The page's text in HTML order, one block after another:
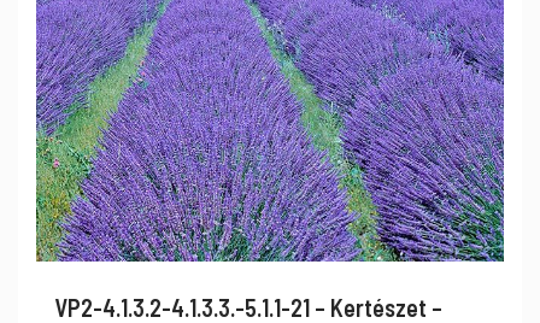
VP2-4.1.3.2-4.1.3.3.-5.1.1-21 – Kertészet –